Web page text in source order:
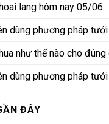
lang hôm nay 05/06
dùng phương pháp
như thế nào cho đúng
dùng phương pháp
ĐÂY